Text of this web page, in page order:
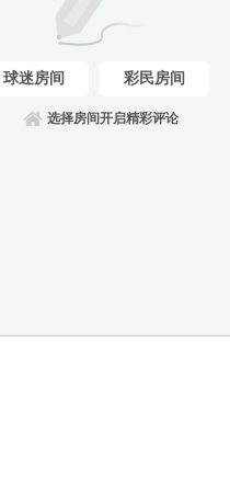
球迷房间 彩民房间
选择房间开启精彩评论